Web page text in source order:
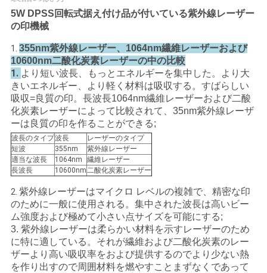
い
引
用
を
要
求
し
な
さ
い
5W DPSS回転式据え付け品が付いている紫外線レーザー
の印機械
1. 355nm紫外線レーザー、1064nm繊維レーザーおよび
10600nm二酸化炭素レーザーの中の比較
1. より短い波長、もっとエネルギーを集中した。より大
きいエネルギー、より軽く材料は吸収する。すばらしい
吸収=良質の印。長波長1064nm繊維レーザーおよび二酸
化炭素レーザーによって比較されて、35nm紫外線レーザ
ーは良質の印を作ることができる;
波長のタイプ波長
レーザーのタイプ
短波
355nm
紫外線レーザー
適当な波長
1064nm
繊維レーザー
長波長
10600nm二酸化炭素レーザー
2. 紫外線レーザーはマイクロ レベルの複雑で、精密な印
のために一般に使用される。集中された波長は高いビー
ム強度および極めて小さい点サイズを可能にする;
3. 紫外線レーザーは柔らかい材料を示すレーザーのため
に特に適している。それが繊維および二酸化炭素のレー
ザーより高い吸収率をおよび提供するのでより少ない熱
を作り出すので周囲材料を燃やすことまずなくであって